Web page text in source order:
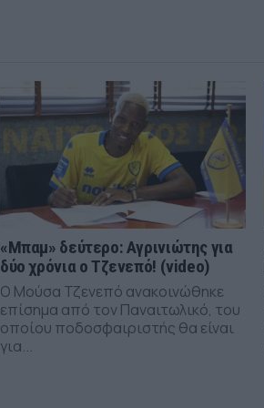
«Μπαμ» δεύτερο: Αγρινιώτης για
δύο χρόνια ο Τζενεπό! (video)
Ο Μούσα Τζενεπό ανακοινώθηκε
επίσημα από τον Παναιτωλικό, του
οποίου ποδοσφαιριστής θα είναι
για...